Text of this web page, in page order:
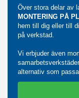
Över stora delar av
MONTERING PÅ
hem till dig eller till
på verkstad.
Vi erbjuder även
alternativ som